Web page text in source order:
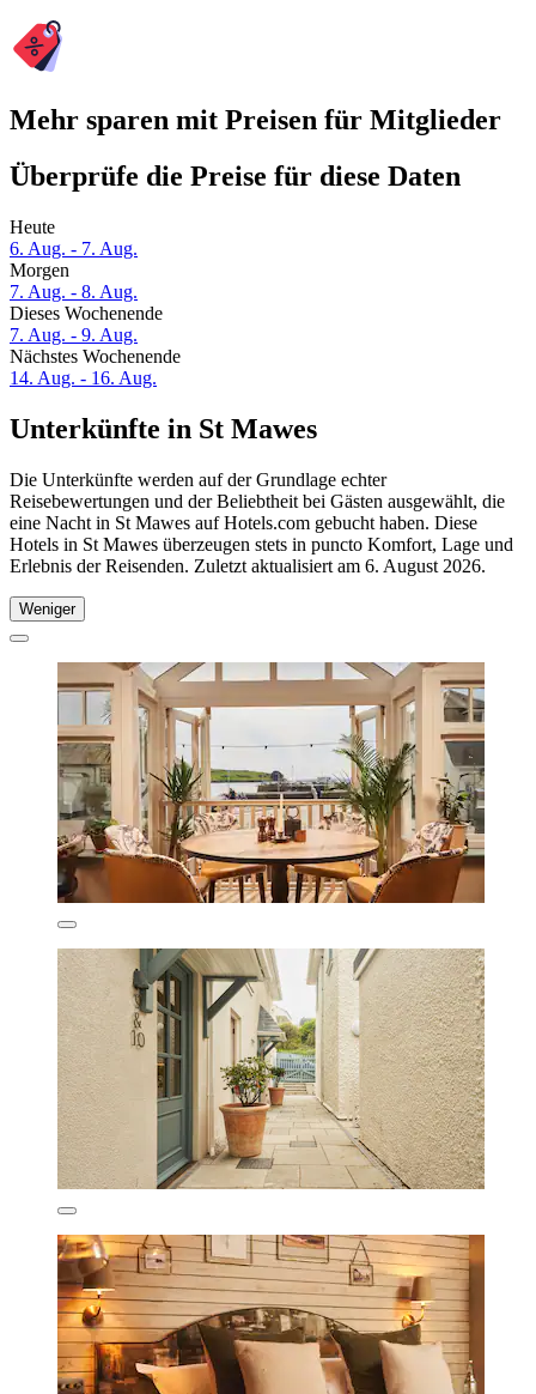
Mehr sparen mit Preisen für Mitglieder
Überprüfe die Preise für diese Daten
Heute
6. Aug. - 7. Aug.
Morgen
7. Aug. - 8. Aug.
Dieses Wochenende
7. Aug. - 9. Aug.
Nächstes Wochenende
14. Aug. - 16. Aug.
Unterkünfte in St Mawes
Die Unterkünfte werden auf der Grundlage echter
Reisebewertungen und der Beliebtheit bei Gästen ausgewählt, die
eine Nacht in St Mawes auf Hotels.com gebucht haben. Diese
Hotels in St Mawes überzeugen stets in puncto Komfort, Lage und
Erlebnis der Reisenden. Zuletzt aktualisiert am 6. August 2026.
Weniger